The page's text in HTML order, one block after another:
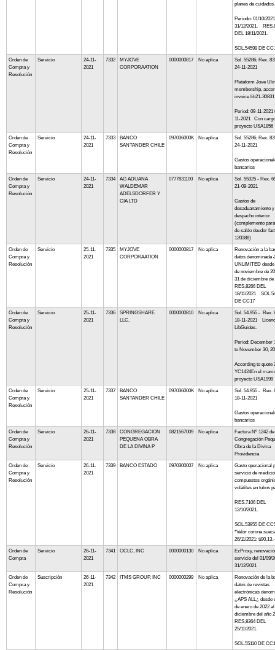
planes de cuidados.
Periodo: 01/10/
31/12/2021.
DEL 18/11/2021.
SOL.54599 DE
Orden de
Compra y
Resolución
Servicio
24-11-
2021
7332
MYJOVE
CORPORAATION
0000000817 No aplica
Sol. 55286; Rex.
24-11-2021
Plataform Jove
membership,
invoice lib21-30831
Period: 09-11-2021
11-2021 Con
proyecto USA1856
Orden de
Compra y
Resolución
Servicio
24-11-
2021
7333
BANCO
SANTANDER CHILE
097036000K No aplica
Sol. 55286; Rex.
24-11-2021
Gastos
bancarios
Orden de
Compra y
Resolución
Servicio
24-11-
2021
7334
AG ADUANA
WALDEMAR
ADELSDORFER Y
CIA LTD
0777831100 No aplica
Sol. 55325 - Rex.
21-09-2021
Gastos de
desaduanamiento y
despacho interior
(complemento
de saldo deudor
120388)
Orden de
Compra y
Resolución
Servicio
25-11-
2021
7335
MYJOVE
CORPORAATION
0000000817 No aplica
Renovación a la
datos denominada
UNLIMITED desde
de noviembre de
31 de diciembre
RES,8266 DEL
18/11/2021
DE CC17
Orden de
Compra y
Resolución
Servicio
25-11-
2021
7336
SPRINGSHARE
LLC,
0000000810 No aplica
Sol. 54.955 - Rex.
18-11-2021
LibGuides.
Period: December
to November 30,
According to quote
YC1424En el
proyecto USA1999
Orden de
Compra y
Resolución
Servicio
25-11-
2021
7337
BANCO
SANTANDER CHILE
097036000K No aplica
Sol. 54.955 - Rex.
18-11-2021
Gastos
bancarios
Orden de
Compra y
Resolución
Servicio
26-11-
2021
7338
CONGREGACION
PEQUENA OBRA
DE LA DIVINA P
0821567009 No aplica
Factura Nº 1242
Congregación
Obra de la Divina
Providencia
Orden de
Compra y
Resolución
Servicio
26-11-
2021
7339 BANCO ESTADO 0970300007 No aplica
Gasto operacional
servicio de
compuestos
volátiles en tubos
RES.7106 DEL
12/10/2021.
SOL.53955 DE
*Valor corona
26/11/2021: $90,13.-
Orden de
Compra
Servicio
26-11-
2021
7341 OCLC, INC 0000000130 No aplica
EzProxy,
servicio del 01/09/
31/12/2021
Orden de
Compra y
Resolución
Suscripción
26-11-
2021
7342 ITMS GROUP, INC 0000000299 No aplica
Renovación de la
datos de revistas
electrónicas
¿APS ALL¿ desde
de enero de 2022
diciembre del año
RES,8364 DEL
25/11/2021.
SOL.55110 DE